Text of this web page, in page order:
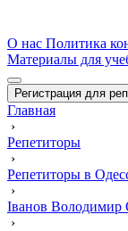
О нас Политика
Материалы для
Регистрация для
Главная
›
Репетиторы
›
Репетиторы в
›
Іванов Володимир
›